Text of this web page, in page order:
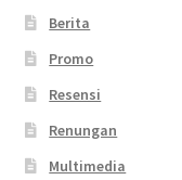
Berita
Promo
Resensi
Renungan
Multimedia